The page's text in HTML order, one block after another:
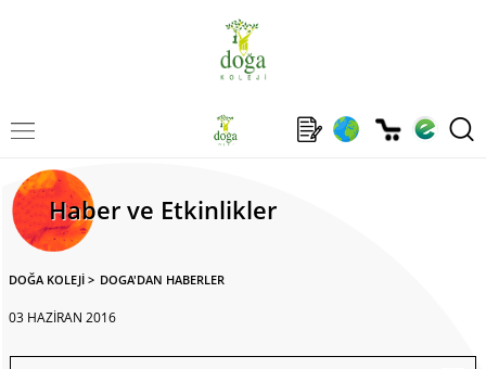
Haber ve Etkinlikler
DOĞA KOLEJİ > DOGA'DAN HABERLER
03 HAZİRAN 2016